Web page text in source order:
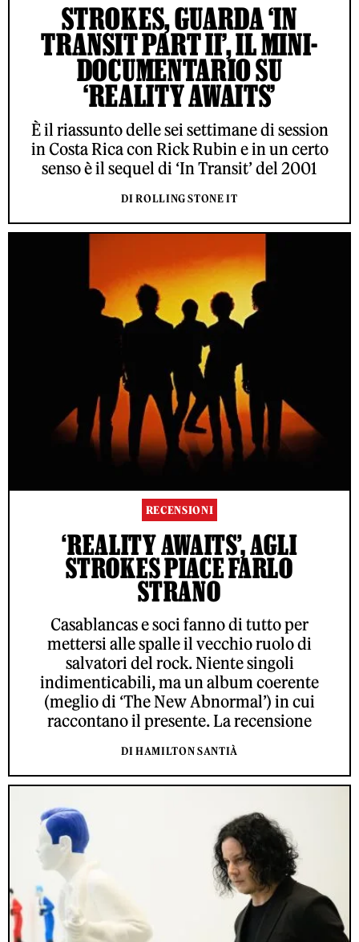
STROKES, GUARDA ‘IN
TRANSIT PART II’, IL MINI-
DOCUMENTARIO SU
‘REALITY AWAITS’
È il riassunto delle sei settimane di session
in Costa Rica con Rick Rubin e in un certo
senso è il sequel di ‘In Transit’ del 2001
DI ROLLING STONE IT
RECENSIONI
‘REALITY AWAITS’, AGLI
STROKES PIACE FARLO
STRANO
Casablancas e soci fanno di tutto per
mettersi alle spalle il vecchio ruolo di
salvatori del rock. Niente singoli
indimenticabili, ma un album coerente
(meglio di ‘The New Abnormal’) in cui
raccontano il presente. La recensione
DI HAMILTON SANTIÀ